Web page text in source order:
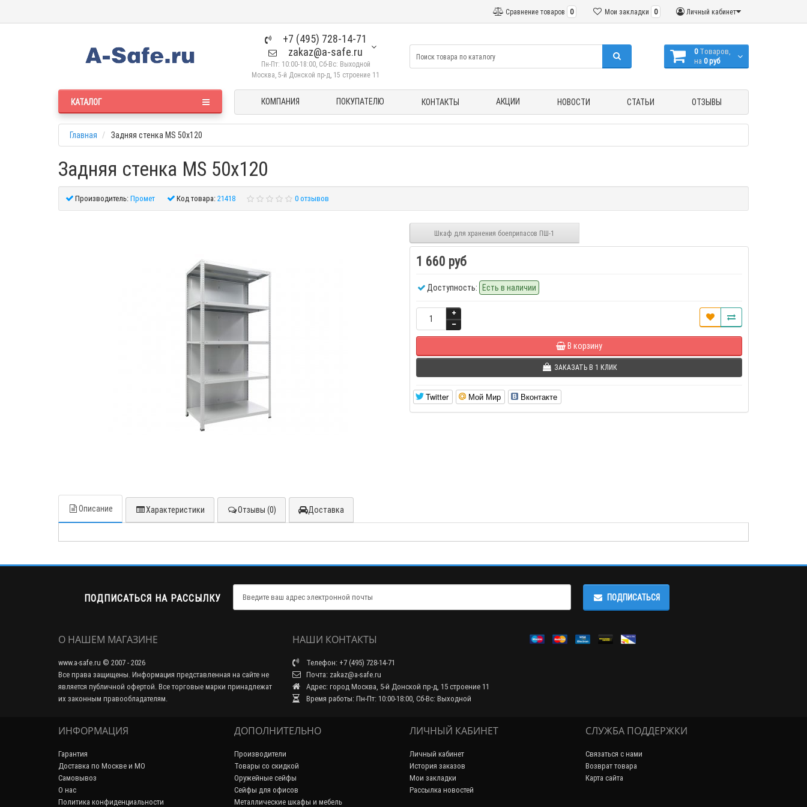
Личный кабинет
Мои закладки 0
Сравнение товаров 0
+7 (495) 728-14-71
zakaz@a-safe.ru
Пн-Пт: 10:00-18:00, Сб-Вс: Выходной
Москва, 5-й Донской пр-д, 15 строение 11
0 Tоваров,
на 0 руб
КАТАЛОГ КОМПАНИЯ ПОКУПАТЕЛЮ КОНТАКТЫ АКЦИИ НОВОСТИ СТАТЬИ ОТЗЫВЫ
Главная Задняя стенка MS 50x120
Задняя стенка MS 50x120
Производитель:Промет Код товара:21418 0 отзывов
Шкаф для хранения боеприпасов ПШ-1
1 660 руб
Доступность: Есть в наличии
В корзину
ЗАКАЗАТЬ В 1 КЛИК
Twitter Мой Мир Вконтакте
Описание Характеристики Отзывы (0) Доставка
ПОДПИСАТЬСЯ НА РАССЫЛКУ ПОДПИСАТЬСЯ
О НАШЕМ МАГАЗИНЕ
www.a-safe.ru © 2007 - 2026
Все права защищены. Информация представленная на сайте не
является публичной офертой. Все торговые марки принадлежат
их законным правообладателям.
НАШИ КОНТАКТЫ
Телефон: +7 (495) 728-14-71
Почта: zakaz@a-safe.ru
Адрес: город Москва, 5-й Донской пр-д, 15 строение 11
Время работы: Пн-Пт: 10:00-18:00, Сб-Вс: Выходной
ИНФОРМАЦИЯ
Гарантия
Доставка по Москве и МО
Самовывоз
О нас
Политика конфиденциальности
ДОПОЛНИТЕЛЬНО
Производители
Товары со скидкой
Оружейные сейфы
Сейфы для офисов
Металлические шкафы и мебель
ЛИЧНЫЙ КАБИНЕТ
Личный кабинет
История заказов
Мои закладки
Рассылка новостей
СЛУЖБА ПОДДЕРЖКИ
Связаться с нами
Возврат товара
Карта сайта